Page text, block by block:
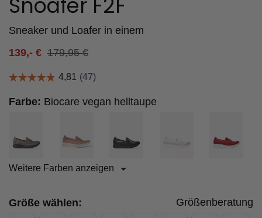
Snoafer F2F
Sneaker und Loafer in einem
179,95€
139,- €
Farbe: Biocare vegan helltaupe
Weitere Farben anzeigen
Größe wählen:
Größenberatung